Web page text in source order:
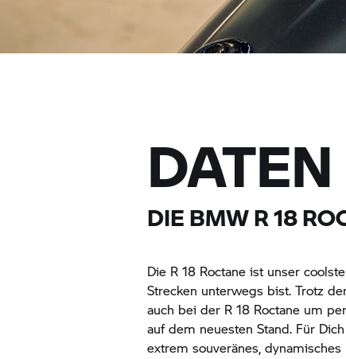
DIE BMW R 18
Die R 18 Roctane ist unser
Strecken unterwegs bist. Trotz
auch bei der R 18 Roctane um
auf dem neuesten Stand. Für
extrem souveränes,